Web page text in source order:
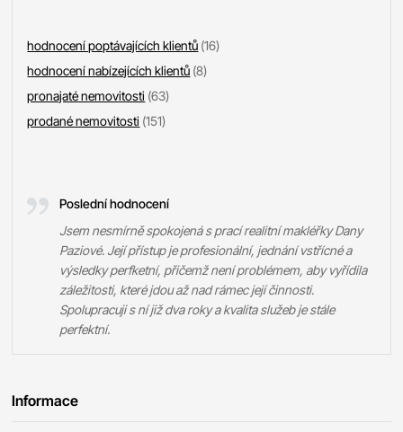
hodnocení poptávajících klientů (16)
hodnocení nabízejících klientů (8)
pronajaté nemovitosti (63)
prodané nemovitosti (151)
Poslední hodnocení
Jsem nesmírně spokojená s prací realitní makléřky Dany
Paziové. Její přístup je profesionální, jednání vstřícné a
výsledky perfketní, přičemž není problémem, aby vyřídila
záležitosti, které jdou až nad rámec její činnosti.
Spolupracuji s ní již dva roky a kvalita služeb je stále
perfektní.
Informace